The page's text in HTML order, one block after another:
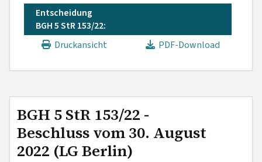
Entscheidung
BGH 5 StR 153/22:
Druckansicht
PDF-Download
BGH 5 StR 153/22 -
Beschluss vom 30. August
2022 (LG Berlin)